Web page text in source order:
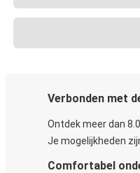
Verbonden met
Ontdek meer dan
Je mogelijkheden
Comfortabel